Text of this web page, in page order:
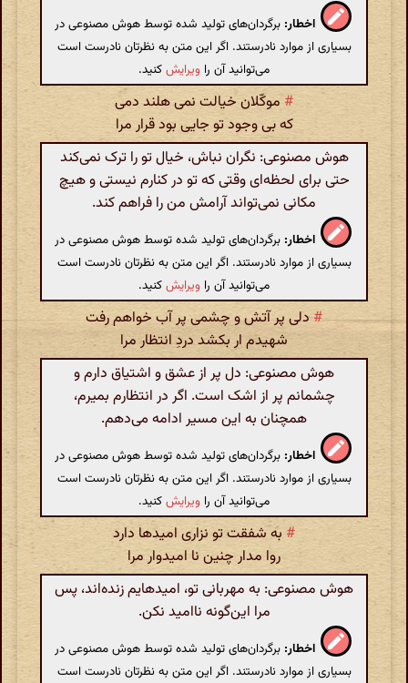
اخطار: برگردان‌های تولید شده توسط هوش مصنوعی در
بسیاری از موارد نادرستند. اگر این متن به نظرتان نادرست است
می‌توانید آن را ویرایشکنید.
# موکّلان خیالت نمی هلند دمی
که بی وجود تو جایی بود قرار مرا
هوش مصنوعی: نگران نباش، خیال تو را ترک نمی‌کند
حتی برای لحظه‌ای وقتی که تو در کنارم نیستی و هیچ
مکانی نمی‌تواند آرامش من را فراهم کند.
اخطار: برگردان‌های تولید شده توسط هوش مصنوعی در
بسیاری از موارد نادرستند. اگر این متن به نظرتان نادرست است
می‌توانید آن را ویرایشکنید.
# دلی پر آتش و چشمی پر آب خواهم رفت
شهیدم ار بکشد دردِ انتظار مرا
هوش مصنوعی: دل پر از عشق و اشتیاق دارم و
چشمانم پر از اشک است. اگر در انتظارم بمیرم،
همچنان به این مسیر ادامه می‌دهم.
اخطار: برگردان‌های تولید شده توسط هوش مصنوعی در
بسیاری از موارد نادرستند. اگر این متن به نظرتان نادرست است
می‌توانید آن را ویرایشکنید.
# به شفقت تو نزاری امیدها دارد
روا مدار چنین نا امیدوار مرا
هوش مصنوعی: به مهربانی تو، امیدهایم زنده‌اند، پس
مرا این‌گونه ناامید نکن.
اخطار: برگردان‌های تولید شده توسط هوش مصنوعی در
بسیاری از موارد نادرستند. اگر این متن به نظرتان نادرست است